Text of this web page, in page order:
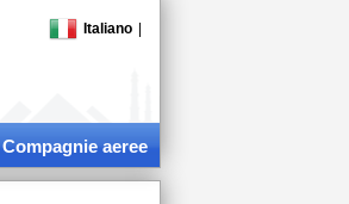
Italiano
Compagnie aeree